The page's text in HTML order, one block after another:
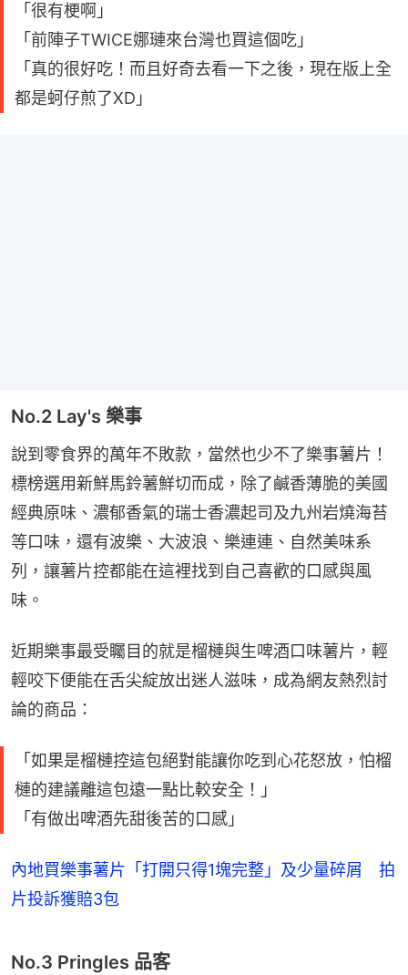
「很有梗啊」
「前陣子TWICE娜璉來台灣也買這個吃」
「真的很好吃！而且好奇去看一下之後，現在版上全
都是蚵仔煎了XD」
No.2 Lay's 樂事
說到零食界的萬年不敗款，當然也少不了樂事薯片！
標榜選用新鮮馬鈴薯鮮切而成，除了鹹香薄脆的美國
經典原味、濃郁香氣的瑞士香濃起司及九州岩燒海苔
等口味，還有波樂、大波浪、樂連連、自然美味系
列，讓薯片控都能在這裡找到自己喜歡的口感與風
味。
近期樂事最受矚目的就是榴槤與生啤酒口味薯片，輕
輕咬下便能在舌尖綻放出迷人滋味，成為網友熱烈討
論的商品：
「如果是榴槤控這包絕對能讓你吃到心花怒放，怕榴
槤的建議離這包遠一點比較安全！」
「有做出啤酒先甜後苦的口感」
內地買樂事薯片「打開只得1塊完整」及少量碎屑 拍
片投訴獲賠3包
No.3 Pringles 品客